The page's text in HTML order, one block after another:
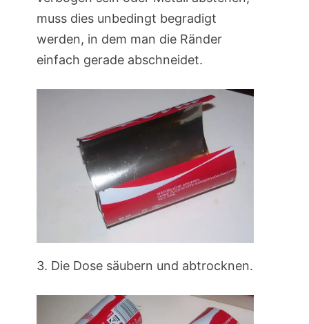
muss dies unbedingt begradigt
werden, in dem man die Ränder
einfach gerade abschneidet.
3. Die Dose säubern und abtrocknen.